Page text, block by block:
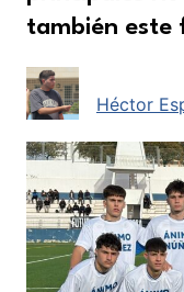
también este
Héctor